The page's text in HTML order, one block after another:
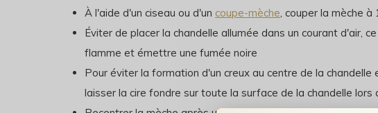
À l'aide d'un ciseau ou d'un coupe-mèche, couper la mèche
Éviter de placer la chandelle allumée dans un courant d'air,
flamme et émettre une fumée noire
Pour éviter la formation d'un creux au centre de la chandelle
laisser la cire fondre sur toute la surface de la chandelle lors